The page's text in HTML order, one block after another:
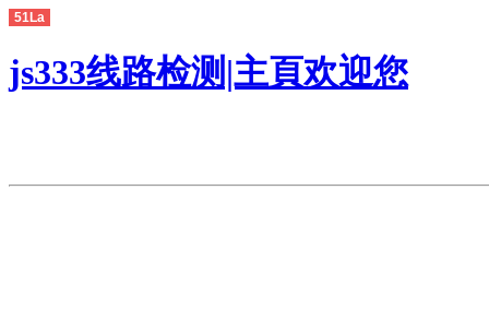
51La
js333线路检测|主頁欢迎您